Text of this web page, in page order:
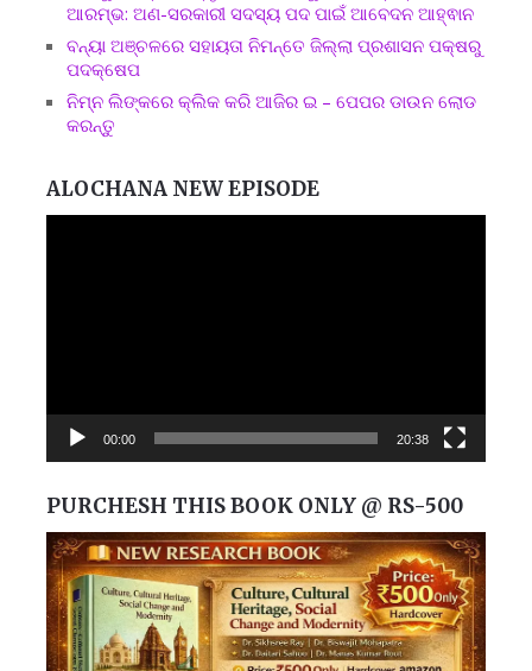
ଆରମ୍ଭ: ଅଣ-ସରକାରୀ ସଦସ୍ୟ ପଦ ପାଇଁ ଆବେଦନ ଆହ୍ଵାନ
ବନ୍ୟା ଅଞ୍ଚଳରେ ସହାୟତା ନିମନ୍ତେ ଜିଲ୍ଲା ପ୍ରଶାସନ ପକ୍ଷରୁ
ପଦକ୍ଷେପ
ନିମ୍ନ ଲିଙ୍କରେ କ୍ଲିକ କରି ଆଜିର ଇ – ପେପର ଡାଉନ ଲୋଡ
କରନ୍ତୁ
ALOCHANA NEW EPISODE
00:00 20:38
PURCHESH THIS BOOK ONLY @ RS-500